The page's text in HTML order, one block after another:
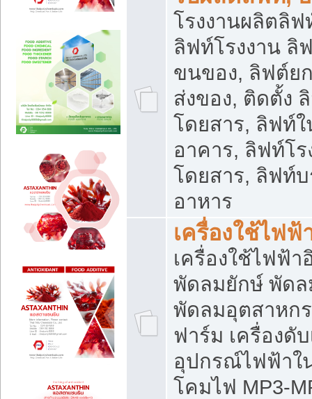
โรงงานผลิตลิ
ลิฟท์โรงงาน ลิ
ขนของ, ลิฟต์ย
ส่งของ, ติดตั้ง
โดยสาร, ลิฟท์
อาคาร, ลิฟท์โ
โดยสาร, ลิฟท์
อาหาร
เครื่องใช้ไฟฟ้
เครื่องใช้ไฟฟ้า
พัดลมยักษ์ พัด
พัดลมอุตสาหก
ฟาร์ม เครื่องดั
อุปกรณ์ไฟฟ้าใ
โคมไฟ MP3-